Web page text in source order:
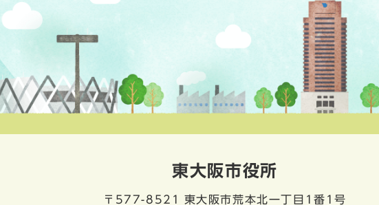
東大阪市役所
〒577-8521 東大阪市荒本北一丁目1番1号